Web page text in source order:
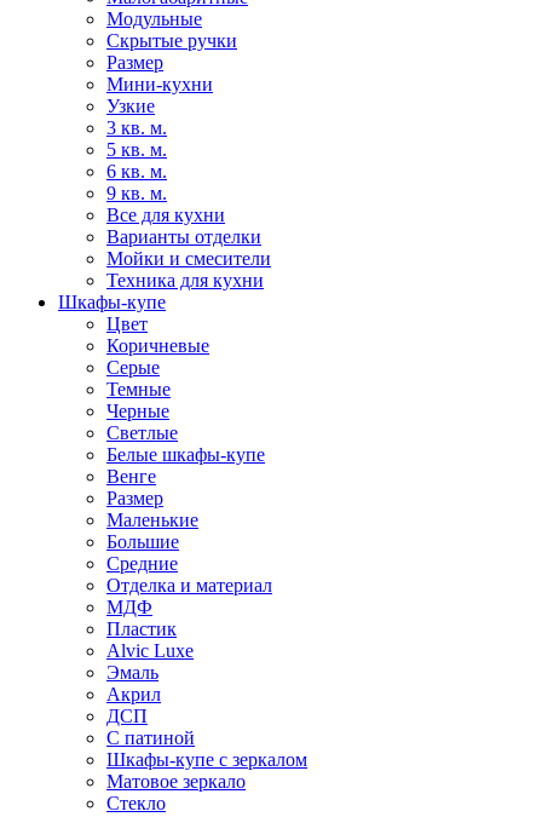
Модульные
Скрытые ручки
Размер
Мини-кухни
Узкие
3 кв. м.
5 кв. м.
6 кв. м.
9 кв. м.
Все для кухни
Варианты отделки
Мойки и смесители
Техника для кухни
Шкафы-купе
Цвет
Коричневые
Серые
Темные
Черные
Светлые
Белые шкафы-купе
Венге
Размер
Маленькие
Большие
Средние
Отделка и материал
МДФ
Пластик
Alvic Luxe
Эмаль
Акрил
ДСП
С патиной
Шкафы-купе с зеркалом
Матовое зеркало
Стекло